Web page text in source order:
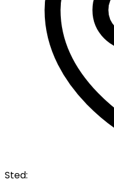
Sted: